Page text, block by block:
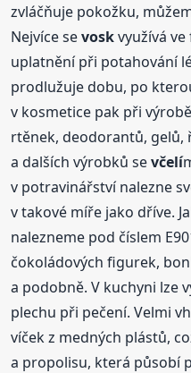
zvláčňuje pokožku,
Nejvíce sevoskvyužívá
uplatnění při potahování
prodlužuje dobu, po
v kosmetice pak při
rtěnek, deodorantů, gelů,
a dalších výrobků sevčelí
v potravinářství nalezne
v takové míře jako dříve.
nalezneme pod číslem
čokoládových figurek,
a podobně. V kuchyni lze
plechu při pečení. Velmi
víček z medných plástů,
a propolisu, která působí